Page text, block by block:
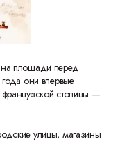
на площади перед
они впервые
французской столицы —
улицы, магазины